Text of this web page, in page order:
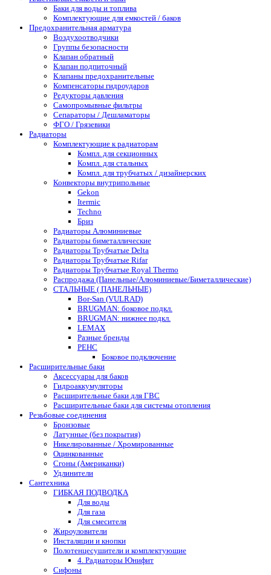
Баки для воды и топлива
Комплектующие для емкостей / баков
Предохранительная арматура
Воздухоотводчики
Группы безопасности
Клапан обратный
Клапан подпиточный
Клапаны предохранительные
Компенсаторы гидроударов
Редукторы давления
Самопромывные фильтры
Сепараторы / Дешламаторы
ФГО / Грязевики
Радиаторы
Комплектующие к радиаторам
Компл. для секционных
Компл. для стальных
Компл. для трубчатых / дизайнерских
Конвекторы внутрипольные
Gekon
Itermic
Techno
Бриз
Радиаторы Алюминиевые
Радиаторы биметаллические
Радиаторы Трубчатые Delta
Радиаторы Трубчатые Rifar
Радиаторы Трубчатые Royal Thermo
Распродажа (Панельные/Алюминиевые/Биметаллические)
СТАЛЬНЫЕ ( ПАНЕЛЬНЫЕ)
Bor-San (VULRAD)
BRUGMAN: боковое подкл.
BRUGMAN: нижнее подкл.
LEMAX
Разные бренды
РЕНС
Боковое подключение
Расширительные баки
Аксессуары для баков
Гидроаккумуляторы
Расширительные баки для ГВС
Расширительные баки для системы отопления
Резьбовые соединения
Бронзовые
Латунные (без покрытия)
Никелированные / Хромированные
Оцинкованные
Сгоны (Американки)
Удлинители
Сантехника
ГИБКАЯ ПОДВОДКА
Для воды
Для газа
Для смесителя
Жироуловители
Инсталяции и кнопки
Полотенцесушители и комплектующие
4. Радиаторы Юнифит
Сифоны